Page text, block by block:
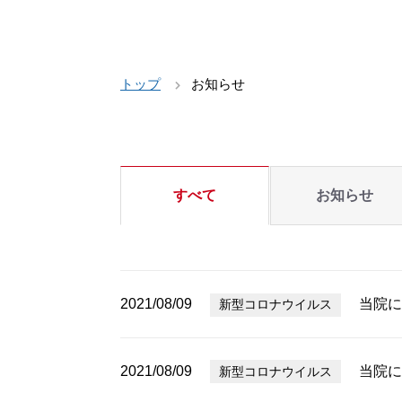
トップ お知らせ
すべて お知らせ
2021/08/09 新型コロナウイルス 当院
2021/08/09 新型コロナウイルス 当院